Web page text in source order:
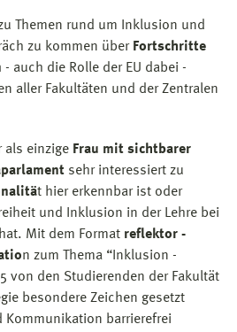
Themen rund um Inklusion und
zu kommen über Fortschritte
- auch die Rolle der EU dabei -
aller Fakultäten und der Zentralen
als einzige Frau mit sichtbarer
sehr interessiert zu
t hier erkennbar ist oder
und Inklusion in der Lehre bei
Mit dem Format reflektor -
n zum Thema “Inklusion -
von den Studierenden der Fakultät
besondere Zeichen gesetzt
Kommunikation barrierefrei